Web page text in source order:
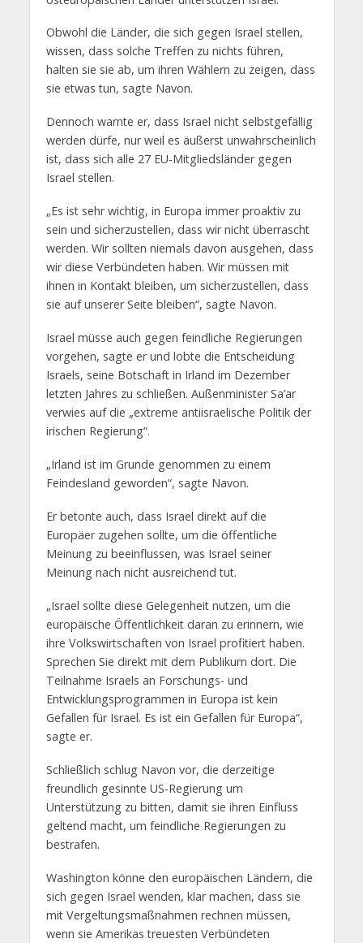
Obwohl die Länder, die sich gegen Israel stellen,
wissen, dass solche Treffen zu nichts führen,
halten sie sie ab, um ihren Wählern zu zeigen, dass
sie etwas tun, sagte Navon.
Dennoch warnte er, dass Israel nicht selbstgefällig
werden dürfe, nur weil es äußerst unwahrscheinlich
ist, dass sich alle 27 EU-Mitgliedsländer gegen
Israel stellen.
„Es ist sehr wichtig, in Europa immer proaktiv zu
sein und sicherzustellen, dass wir nicht überrascht
werden. Wir sollten niemals davon ausgehen, dass
wir diese Verbündeten haben. Wir müssen mit
ihnen in Kontakt bleiben, um sicherzustellen, dass
sie auf unserer Seite bleiben“, sagte Navon.
Israel müsse auch gegen feindliche Regierungen
vorgehen, sagte er und lobte die Entscheidung
Israels, seine Botschaft in Irland im Dezember
letzten Jahres zu schließen. Außenminister Sa’ar
verwies auf die „extreme antiisraelische Politik der
irischen Regierung“.
„Irland ist im Grunde genommen zu einem
Feindesland geworden“, sagte Navon.
Er betonte auch, dass Israel direkt auf die
Europäer zugehen sollte, um die öffentliche
Meinung zu beeinflussen, was Israel seiner
Meinung nach nicht ausreichend tut.
„Israel sollte diese Gelegenheit nutzen, um die
europäische Öffentlichkeit daran zu erinnern, wie
ihre Volkswirtschaften von Israel profitiert haben.
Sprechen Sie direkt mit dem Publikum dort. Die
Teilnahme Israels an Forschungs- und
Entwicklungsprogrammen in Europa ist kein
Gefallen für Israel. Es ist ein Gefallen für Europa“,
sagte er.
Schließlich schlug Navon vor, die derzeitige
freundlich gesinnte US-Regierung um
Unterstützung zu bitten, damit sie ihren Einfluss
geltend macht, um feindliche Regierungen zu
bestrafen.
Washington könne den europäischen Ländern, die
sich gegen Israel wenden, klar machen, dass sie
mit Vergeltungsmaßnahmen rechnen müssen,
wenn sie Amerikas treuesten Verbündeten